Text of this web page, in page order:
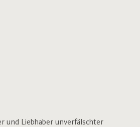
und Liebhaber unverfälschter